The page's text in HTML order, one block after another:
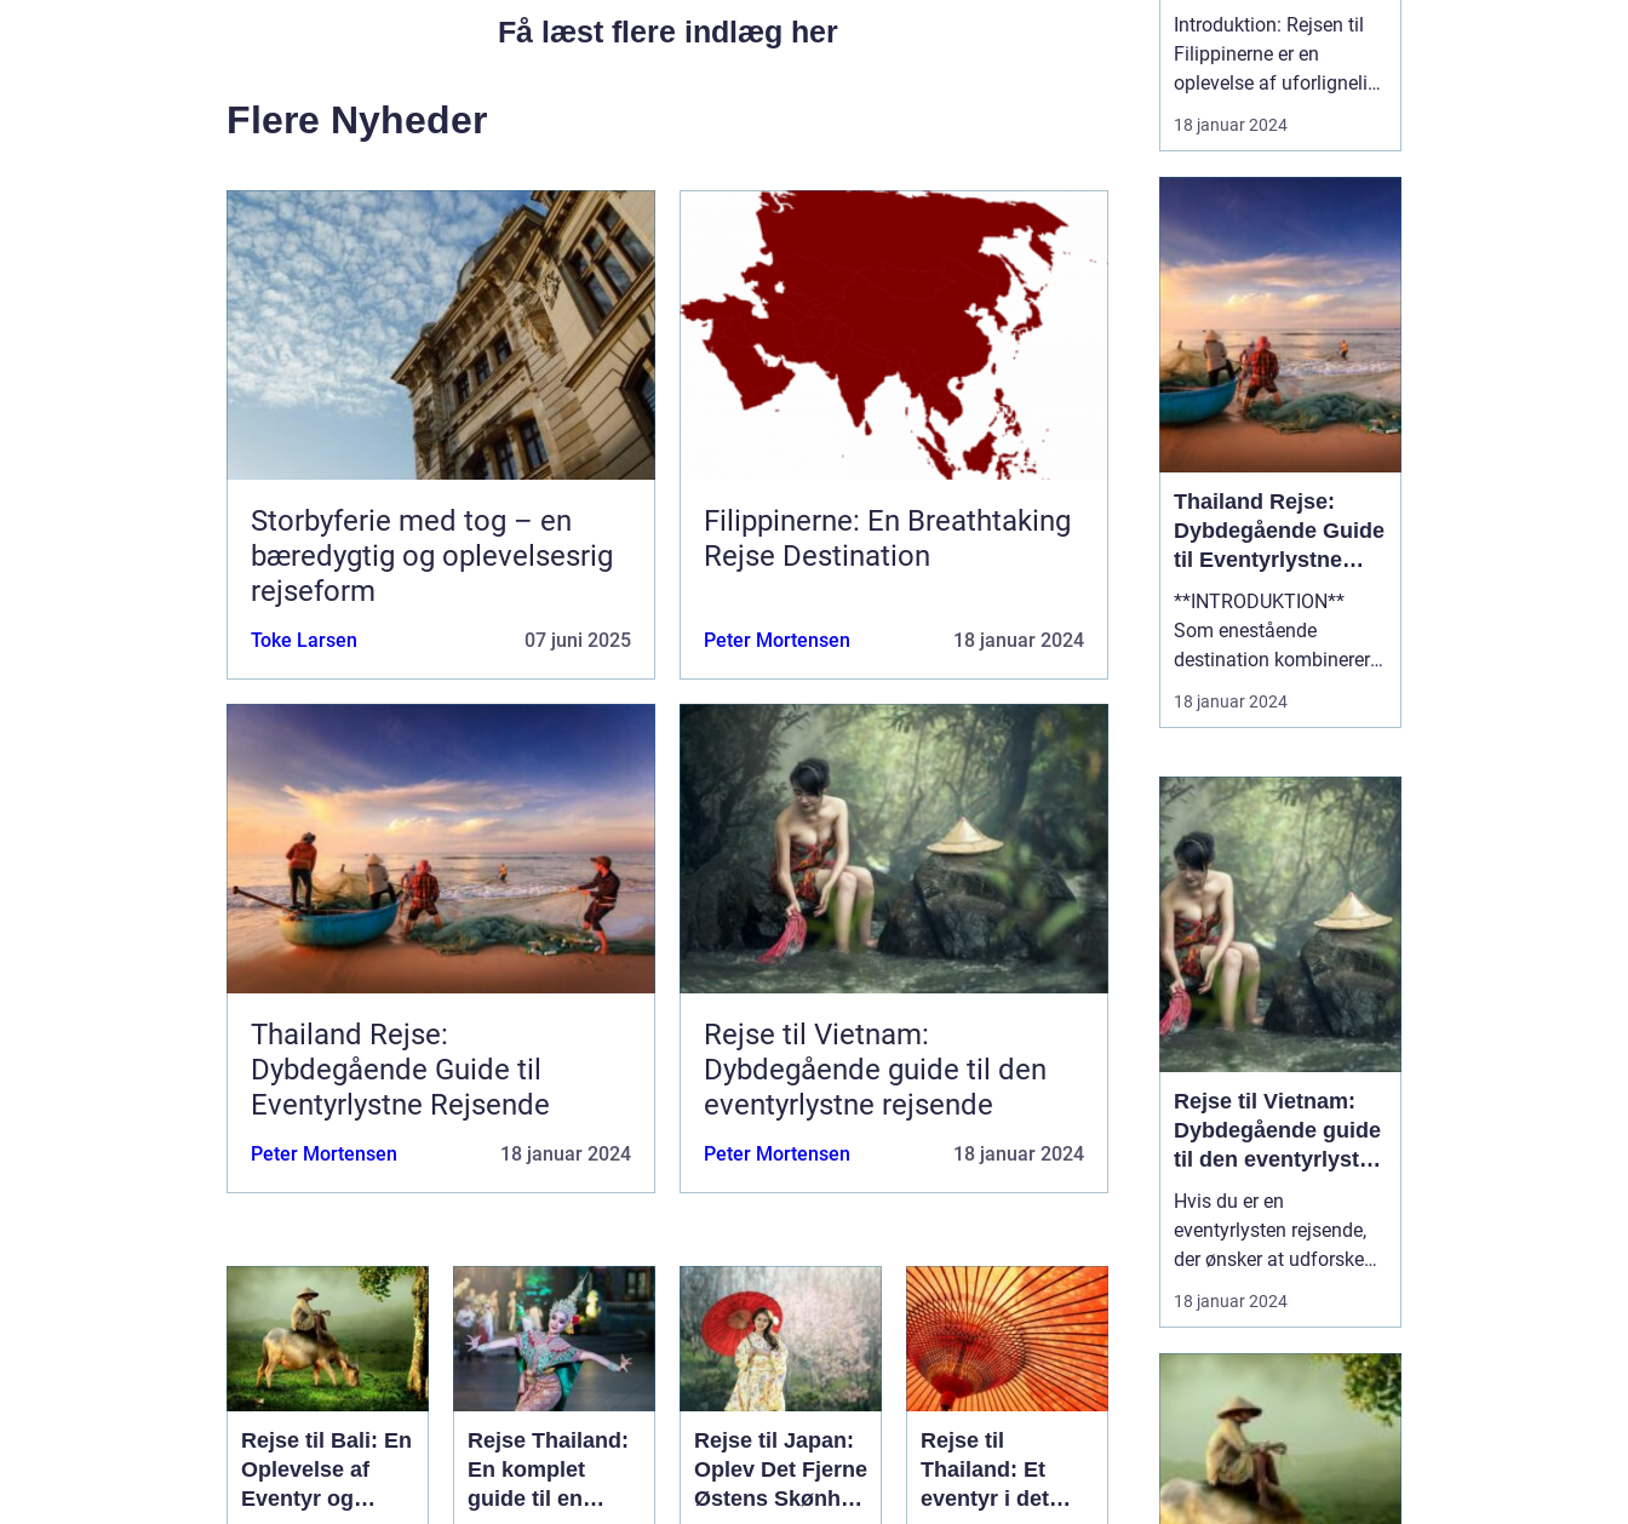
Få læst flere indlæg her
Flere Nyheder
Storbyferie med tog – en
bæredygtig og oplevelsesrig
rejseform
Toke Larsen 07 juni 2025
Filippinerne: En Breathtaking
Rejse Destination
Peter Mortensen 18 januar 2024
Thailand Rejse:
Dybdegående Guide til
Eventyrlystne Rejsende
Peter Mortensen 18 januar 2024
Rejse til Vietnam:
Dybdegående guide til den
eventyrlystne rejsende
Peter Mortensen 18 januar 2024
Rejse til Bali: En
Oplevelse af
Eventyr og
Rejse Thailand:
En komplet
guide til en
Rejse til Japan:
Oplev Det Fjerne
Østens Skønhed
Rejse til
Thailand: Et
eventyr i det
Introduktion: Rejsen til
Filippinerne er en
oplevelse af uforlignelig
skønhed og dyb kultur.
Dette eventyrland skaber
strande, frodige
regnskove,
dybhavsdykning og en
unik kulturel arv. Denne
artikel tage...
18 januar 2024
Thailand Rejse:
Dybdegående Guide
til Eventyrlystne
Rejsende
**INTRODUKTION**
Som enestående
destination kombinerer
Thailand det bedste af
kultur, natur og eventyr,
rejsemål for
eventyrlystne rejsende.
Med sin blændende
skønhed, fascinerende
historie og varme
gæstfrihed er Thailan...
18 januar 2024
Rejse til Vietnam:
Dybdegående guide
til den eventyrlystne
rejsende
Hvis du er en
eventyrlysten rejsende,
der ønsker at udforske
en ekstraordinær
destination med en rig
naturskønhed, så er en
rejse til Vietnam det
perfekte valg for dig. Fra
smukke kystlinjer og
eksotiske øer til travle
18 januar 2024